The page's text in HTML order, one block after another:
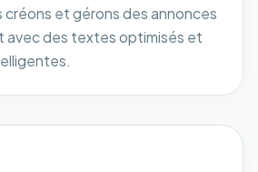
créons et gérons des annonces
avec des textes optimisés et